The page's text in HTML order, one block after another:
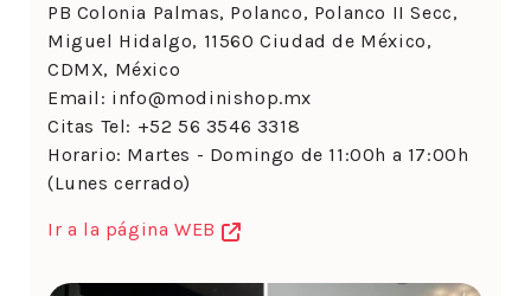
PB Colonia Palmas, Polanco, Polanco II Secc,
Miguel Hidalgo, 11560 Ciudad de México,
CDMX, México
Email: info@modinishop.mx
Citas Tel: +52 56 3546 3318
Horario: Martes - Domingo de 11:00h a 17:00h
(Lunes cerrado)
Ir a la página WEB